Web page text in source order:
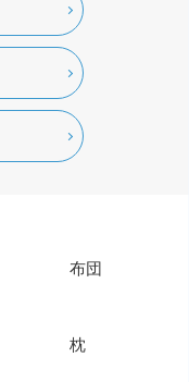
布団
枕